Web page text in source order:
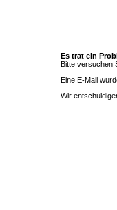
Es trat ein
Bitte versuchen
Eine E-Mail
Wir